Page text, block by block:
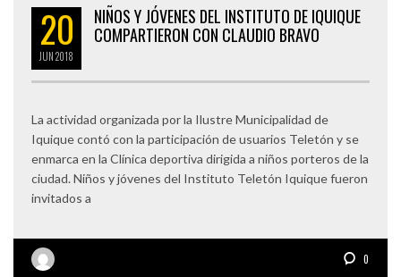
20
JUN2018
NIÑOS Y JÓVENES DEL INSTITUTO DE IQUIQUE
COMPARTIERON CON CLAUDIO BRAVO
La actividad organizada por la Ilustre Municipalidad de
Iquique contó con la participación de usuarios Teletón y se
enmarca en la Clínica deportiva dirigida a niños porteros de la
ciudad. Niños y jóvenes del Instituto Teletón Iquique fueron
invitados a
0